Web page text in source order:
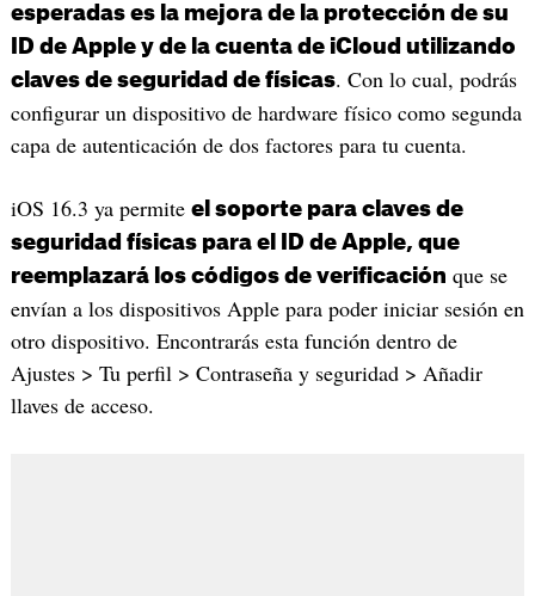
esperadas es la mejora de la protección de su
ID de Apple y de la cuenta de iCloud utilizando
claves de seguridad de físicas. Con lo cual, podrás
configurar un dispositivo de hardware físico como segunda
capa de autenticación de dos factores para tu cuenta.
iOS 16.3 ya permite el soporte para claves de
seguridad físicas para el ID de Apple, que
reemplazará los códigos de verificación que se
envían a los dispositivos Apple para poder iniciar sesión en
otro dispositivo. Encontrarás esta función dentro de
Ajustes > Tu perfil > Contraseña y seguridad > Añadir
llaves de acceso.